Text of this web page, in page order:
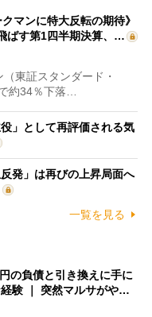
マンに特大反転の期待》
ばす第1四半期決算、…
東証スタンダード・
約34％下落…
」として再評価される気
発」は再びの上昇局面へ
一覧を見る
の負債と引き換えに手に
験 ｜ 突然マルサがや…